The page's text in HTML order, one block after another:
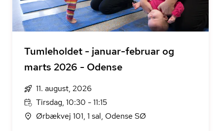
Tumleholdet - januar-februar og
marts 2026 - Odense
11. august, 2026
Tirsdag, 10:30 - 11:15
Ørbækvej 101, 1 sal, Odense SØ